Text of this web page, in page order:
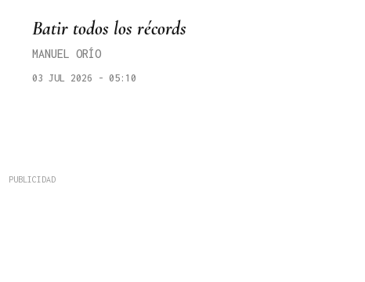
Batir todos los récords
MANUEL ORÍO
03 JUL 2026 - 05:10